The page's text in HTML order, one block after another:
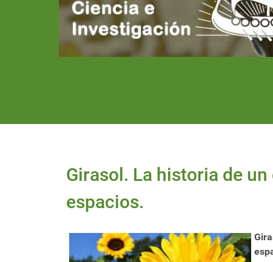
Girasol. La historia de
espacios.